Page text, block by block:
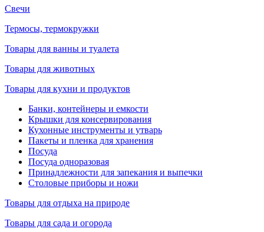
Свечи
Термосы, термокружки
Товары для ванны и туалета
Товары для животных
Товары для кухни и продуктов
Банки, контейнеры и емкости
Крышки для консервирования
Кухонные инструменты и утварь
Пакеты и пленка для хранения
Посуда
Посуда одноразовая
Принадлежности для запекания и выпечки
Столовые приборы и ножи
Товары для отдыха на природе
Товары для сада и огорода